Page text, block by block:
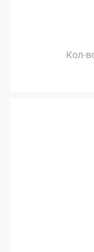
Кол-